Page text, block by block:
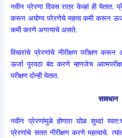
नवीन प्रेरणा दिवस रात्र केव्हां ही येतात.
करून अयोग्य परेरणेचे महत्व कमी करून
कमी करणे अगत्याचे असते.
विचारांचे प्रेरणांचे नीरीक्षण परीक्षण
ऊर्जा पुरवठा बंद करणे म्हणजेच
परीक्षण दोन्ही येतात.
सावधान
नवीन प्रेरणांमुळे होणारा घोळ सुध्दां
प्रेरणांचे सतत नीरीक्षण करणे महत्वाचे.